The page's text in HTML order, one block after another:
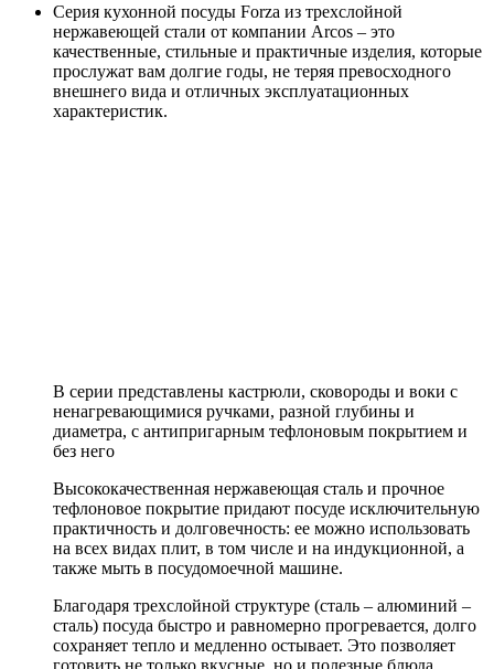
Серия кухонной посуды Forza из трехслойной
нержавеющей стали от компании Arcos – это
качественные, стильные и практичные изделия, которые
прослужат вам долгие годы, не теряя превосходного
внешнего вида и отличных эксплуатационных
характеристик.
В серии представлены кастрюли, сковороды и воки с
ненагревающимися ручками, разной глубины и
диаметра, с антипригарным тефлоновым покрытием и
без него
Высококачественная нержавеющая сталь и прочное
тефлоновое покрытие придают посуде исключительную
практичность и долговечность: ее можно использовать
на всех видах плит, в том числе и на индукционной, а
также мыть в посудомоечной машине.
Благодаря трехслойной структуре (сталь – алюминий –
сталь) посуда быстро и равномерно прогревается, долго
сохраняет тепло и медленно остывает. Это позволяет
готовить не только вкусные, но и полезные блюда,